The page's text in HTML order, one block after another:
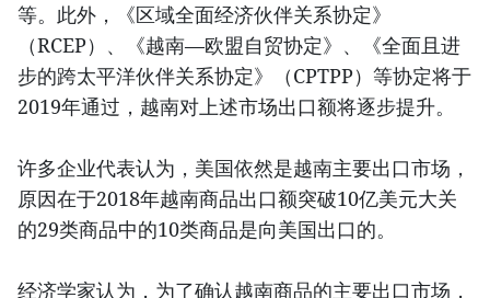
等。此外，《区域全面经济伙伴关系协定》
（RCEP）、《越南—欧盟自贸协定》、《全面且进
步的跨太平洋伙伴关系协定》（CPTPP）等协定将于
2019年通过，越南对上述市场出口额将逐步提升。
许多企业代表认为，美国依然是越南主要出口市场，
原因在于2018年越南商品出口额突破10亿美元大关
的29类商品中的10类商品是向美国出口的。
经济学家认为，为了确认越南商品的主要出口市场，